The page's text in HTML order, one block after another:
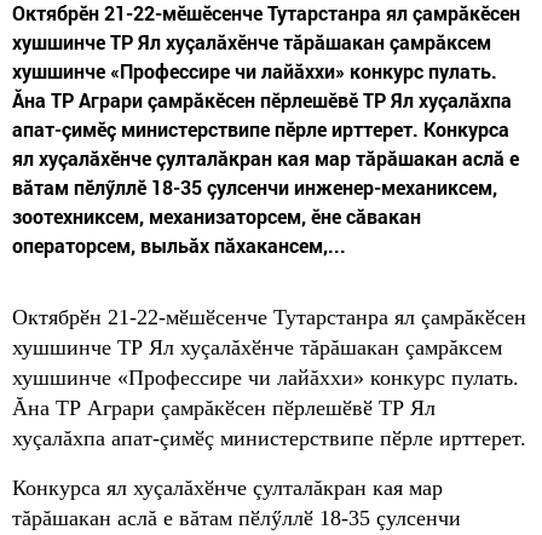
Октябрӗн 21-22-мӗшӗсенче Тутарстанра ял çамрăкӗсен
хушшинче ТР Ял хуçалăхӗнче тăрăшакан çамрăксем
хушшинче «Профессире чи лайăххи» конкурс пулать.
Ăна ТР Аграри çамрăкӗсен пӗрлешӗвӗ ТР Ял хуçалăхпа
апат-çимӗç министерствипе пӗрле ирттерет. Конкурса
ял хуçалăхӗнче çулталăкран кая мар тăрăшакан аслă е
вăтам пӗлӳллӗ 18-35 çулсенчи инженер-механиксем,
зоотехниксем, механизаторсем, ӗне сăвакан
операторсем, выльăх пăхакансем,...
Октябрӗн 21-22-мӗшӗсенче Тутарстанра ял çамрăкӗсен
хушшинче ТР Ял хуçалăхӗнче тăрăшакан çамрăксем
хушшинче «Профессире чи лайăххи» конкурс пулать.
Ăна ТР Аграри çамрăкӗсен пӗрлешӗвӗ ТР Ял
хуçалăхпа апат-çимӗç министерствипе пӗрле ирттерет.
Конкурса ял хуçалăхӗнче çулталăкран кая мар
тăрăшакан аслă е вăтам пӗлӳллӗ 18-35 çулсенчи